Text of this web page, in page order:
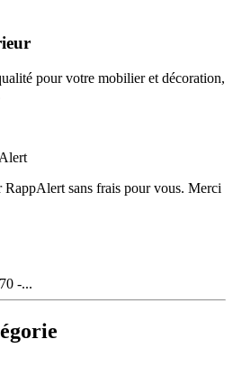
pour votre mobilier et décoration,
sans frais pour vous. Merci
-...